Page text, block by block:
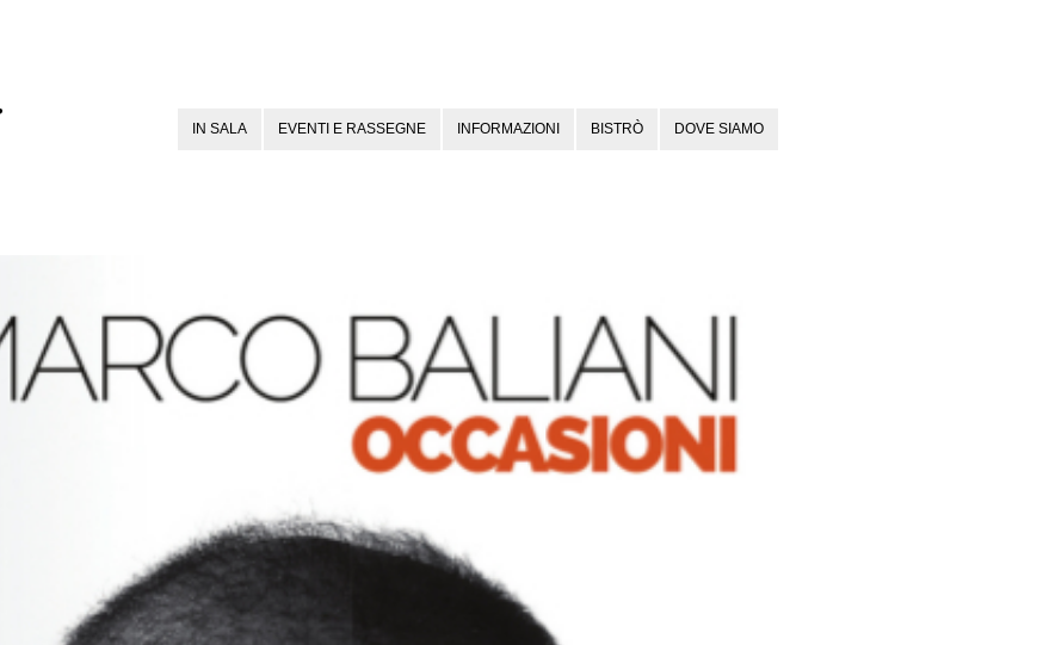
IN SALA EVENTI E RASSEGNE INFORMAZIONI BISTRÒ DOVE SIAMO